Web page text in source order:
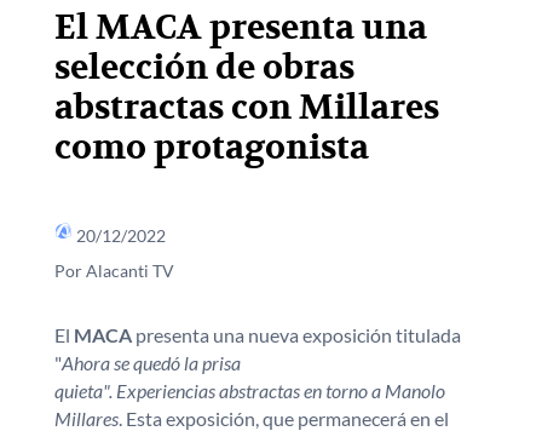
El MACA presenta una
selección de obras
abstractas con Millares
como protagonista
20/12/2022
Por Alacanti TV
El MACA presenta una nueva exposición titulada
"Ahora se quedó la prisa
quieta". Experiencias abstractas en torno a Manolo
Millares. Esta exposición, que permanecerá en el